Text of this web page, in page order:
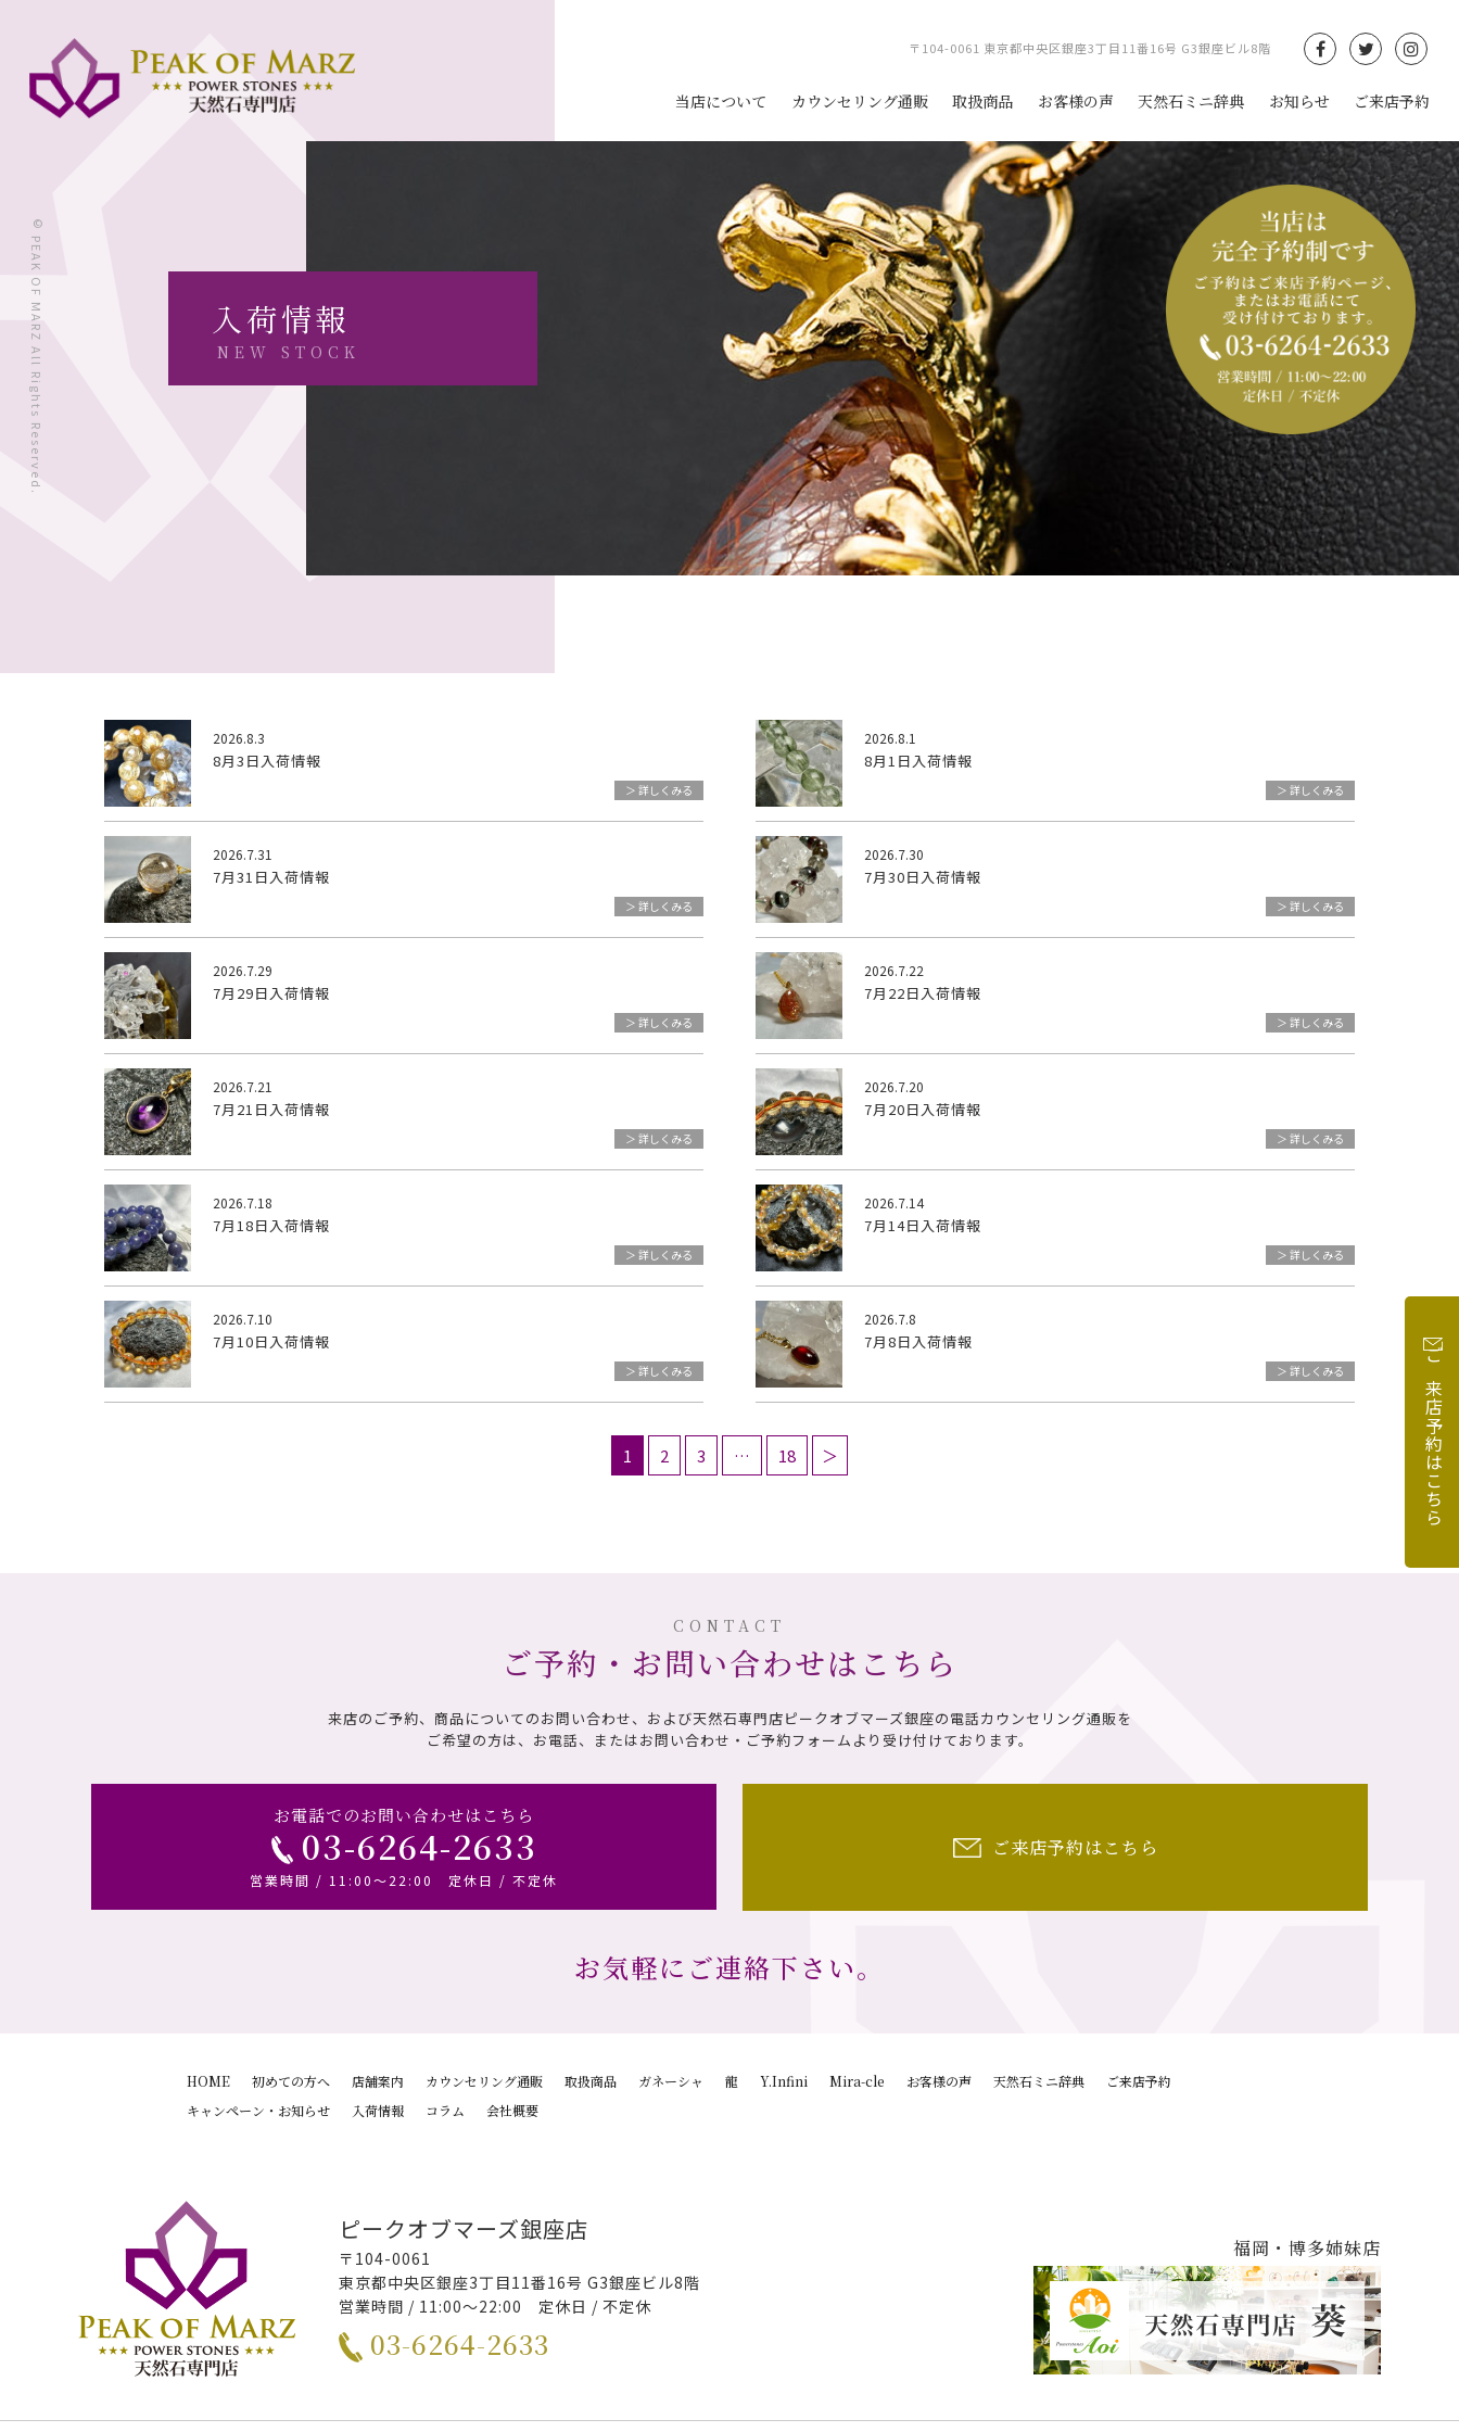
〒104-0061 東京都中央区銀座3丁目11番16号 G3銀座ビル8階
当店について カウンセリング通販 取扱商品 お客様の声 天然石ミニ辞典 お知らせ ご来店予約
入荷情報
NEW STOCK
© PEAK OF MARZ All Rights Reserved.
ご来店予約はこちら
2026.8.3
8月3日入荷情報
＞ 詳しくみる
2026.8.1
8月1日入荷情報
＞ 詳しくみる
2026.7.31
7月31日入荷情報
＞ 詳しくみる
2026.7.30
7月30日入荷情報
＞ 詳しくみる
2026.7.29
7月29日入荷情報
＞ 詳しくみる
2026.7.22
7月22日入荷情報
＞ 詳しくみる
2026.7.21
7月21日入荷情報
＞ 詳しくみる
2026.7.20
7月20日入荷情報
＞ 詳しくみる
2026.7.18
7月18日入荷情報
＞ 詳しくみる
2026.7.14
7月14日入荷情報
＞ 詳しくみる
2026.7.10
7月10日入荷情報
＞ 詳しくみる
2026.7.8
7月8日入荷情報
＞ 詳しくみる
1 2 3 … 18 ＞
CONTACT
ご予約・お問い合わせはこちら
来店のご予約、商品についてのお問い合わせ、および天然石専門店ピークオブマーズ銀座の電話カウンセリング通販を
ご希望の方は、お電話、またはお問い合わせ・ご予約フォームより受け付けております。
お電話でのお問い合わせはこちら
03-6264-2633
営業時間 / 11:00～22:00 定休日 / 不定休
ご来店予約はこちら
お気軽にご連絡下さい。
HOME 初めての方へ 店舗案内 カウンセリング通販 取扱商品 ガネーシャ 龍 Y.Infini Mira-cle お客様の声 天然石ミニ辞典
ご来店予約
キャンペーン・お知らせ
入荷情報 コラム 会社概要
ピークオブマーズ銀座店
〒104-0061
東京都中央区銀座3丁目11番16号 G3銀座ビル8階
営業時間 / 11:00～22:00 定休日 / 不定休
03-6264-2633
福岡・博多姉妹店